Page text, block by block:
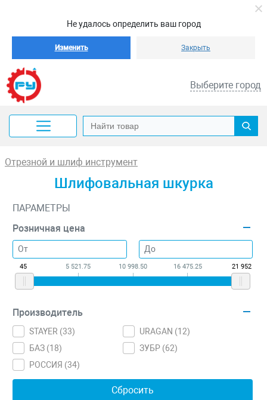
Не удалось определить ваш город
Изменить Закрыть
Выберите город
Отрезной и шлиф инструмент
Шлифовальная шкурка
ПАРАМЕТРЫ
Розничная цена
45 5 521.75 10 998.50 16 475.25 21 952
Производитель
STAYER (33) URAGAN (12)
БАЗ (18) ЗУБР (62)
РОССИЯ (34)